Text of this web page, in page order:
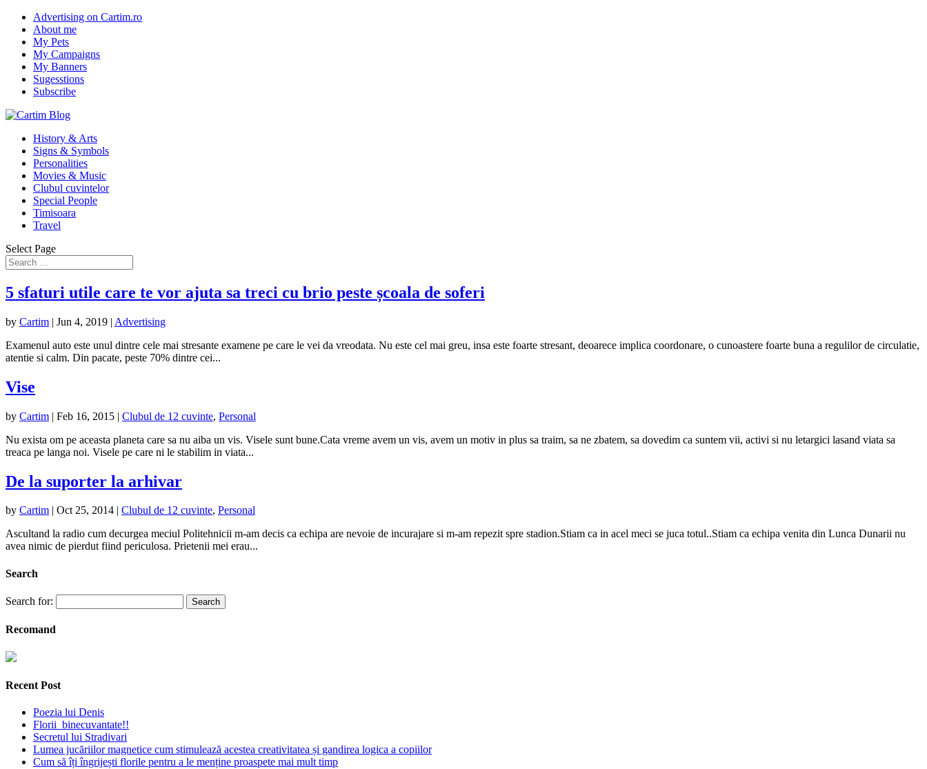
Advertising on Cartim.ro
About me
My Pets
My Campaigns
My Banners
Sugesstions
Subscribe
History & Arts
Signs & Symbols
Personalities
Movies & Music
Clubul cuvintelor
Special People
Timisoara
Travel
Select Page
5 sfaturi utile care te vor ajuta sa treci cu brio peste școala de soferi
by Cartim | Jun 4, 2019 | Advertising
Examenul auto este unul dintre cele mai stresante examene pe care le vei da vreodata. Nu este cel mai greu, insa este foarte stresant, deoarece implica coordonare, o cunoastere foarte buna a regulilor de circulatie,
atentie si calm. Din pacate, peste 70% dintre cei...
Vise
by Cartim | Feb 16, 2015 | Clubul de 12 cuvinte, Personal
Nu exista om pe aceasta planeta care sa nu aiba un vis. Visele sunt bune.Cata vreme avem un vis, avem un motiv in plus sa traim, sa ne zbatem, sa dovedim ca suntem vii, activi si nu letargici lasand viata sa
treaca pe langa noi. Visele pe care ni le stabilim in viata...
De la suporter la arhivar
by Cartim | Oct 25, 2014 | Clubul de 12 cuvinte, Personal
Ascultand la radio cum decurgea meciul Politehnicii m-am decis ca echipa are nevoie de incurajare si m-am repezit spre stadion.Stiam ca in acel meci se juca totul..Stiam ca echipa venita din Lunca Dunarii nu
avea nimic de pierdut fiind periculosa. Prietenii mei erau...
Search
Search for:
Recomand
Recent Post
Poezia lui Denis
Florii binecuvantate!!
Secretul lui Stradivari
Lumea jucăriilor magnetice cum stimulează acestea creativitatea și gandirea logica a copiilor
Cum să îți îngrijești florile pentru a le menține proaspete mai mult timp